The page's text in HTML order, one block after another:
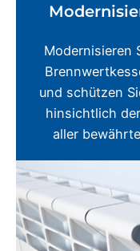
Modernisieren
und schützen
hinsichtlich
aller